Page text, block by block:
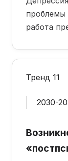
работа
Тренд 11
2030-